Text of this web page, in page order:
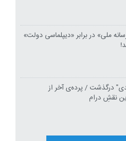
ملی» در برابر «دیپلماسی دولت»
درگذشت / پرده‌ی آخر از
نقشِ درام